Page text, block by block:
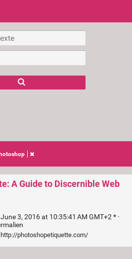
de tags Mur d'images
A Guide to Discernible Web
June 3, 2016 at 10:35:41 AM GMT+2 * ·
http://photoshopetiquette.com/